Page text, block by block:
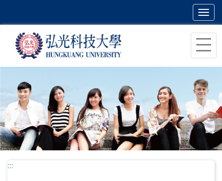
主
容
區
塊
:::